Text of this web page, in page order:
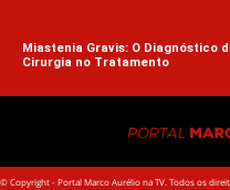
Miastenia Gravis: O Diagnóstico
Cirurgia no Tratamento
© Copyright - Portal Marco Aurélio na TV. Todos os